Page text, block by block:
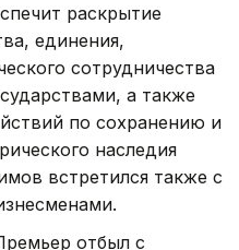
раскрытие
единения,
сотрудничества
а также
по сохранению и
наследия
встретился также с
отбыл с